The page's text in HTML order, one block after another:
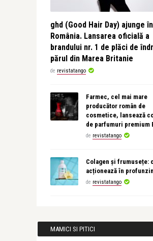
ghd (Good Hair Day) ajunge în
România. Lansarea oficială a
brandului nr. 1 de plăci de
părul din Marea Britanie
de revistatango
Farmec, cel mai mare
producător român de
cosmetice, lansează
de parfumuri premium
de revistatango
Colagen și frumusețe:
acționează în
de revistatango
MAMICI SI PITICI